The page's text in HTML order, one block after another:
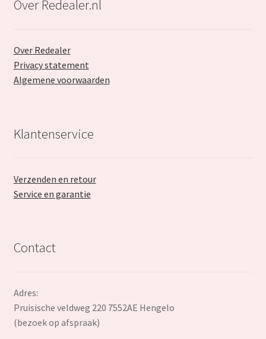
Over Redealer.nl
Over Redealer
Privacy statement
Algemene voorwaarden
Klantenservice
Verzenden en retour
Service en garantie
Contact
Adres:
Pruisische veldweg 220 7552AE Hengelo
(bezoek op afspraak)